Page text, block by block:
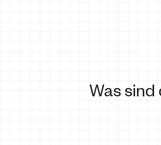
Was